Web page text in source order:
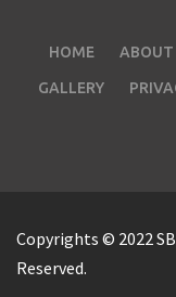
HOME ABOUT
GALLERY
Copyrights © 2022
Reserved.